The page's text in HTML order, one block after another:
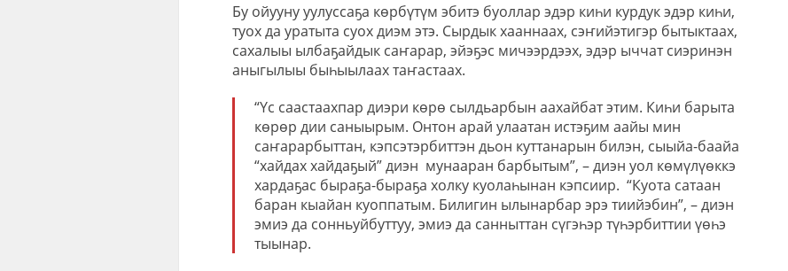
Бу ойууну уулуссаҕа көрбүтүм эбитэ буоллар эдэр киһи курдук эдэр киһи,
туох да уратыта суох диэм этэ. Сырдык хааннаах, сэҥийэтигэр бытыктаах,
сахалыы ылбаҕайдык саҥарар, эйэҕэс мичээрдээх, эдэр ыччат сиэринэн
аныгылыы быһыылаах таҥастаах.
“Үс саастаахпар диэри көрө сылдьарбын аахайбат этим. Киһи барыта
көрөр дии саныырым. Онтон арай улаатан истэҕим аайы мин
саҥарарбыттан, кэпсэтэрбиттэн дьон куттанарын билэн, сыыйа-баайа
“хайдах хайдаҕый” диэн мунааран барбытым”, – диэн уол көмүлүөккэ
хардаҕас быраҕа-быраҕа холку куолаһынан кэпсиир. “Куота сатаан
баран кыайан куоппатым. Билигин ылынарбар эрэ тиийэбин”, – диэн
эмиэ да сонньуйбуттуу, эмиэ да санныттан сүгэһэр түһэрбиттии үөһэ
тыынар.